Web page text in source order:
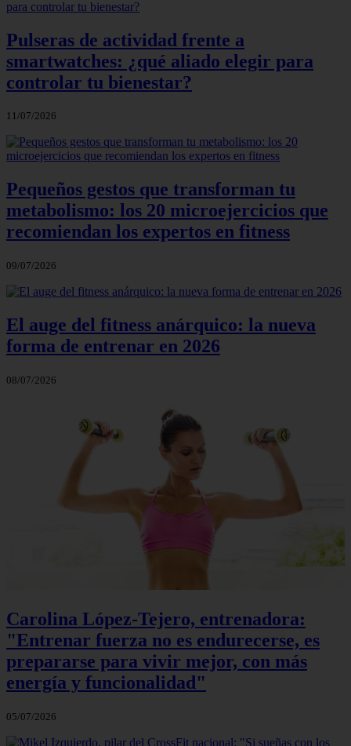
Pulseras de actividad frente a
smartwatches: ¿qué aliado elegir para
controlar tu bienestar?
11/07/2026
Pequeños gestos que transforman tu
metabolismo: los 20 microejercicios que
recomiendan los expertos en fitness
09/07/2026
El auge del fitness anárquico: la nueva
forma de entrenar en 2026
08/07/2026
Carolina López-Tejero, entrenadora:
"Entrenar fuerza no es endurecerse, es
prepararse para vivir mejor, con más
energía y funcionalidad"
05/07/2026